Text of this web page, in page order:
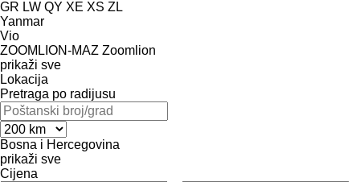
GR LW QY XE XS ZL
Yanmar
Vio
ZOOMLION-MAZ Zoomlion
prikaži sve
Lokacija
Pretraga po radijusu
Bosna i Hercegovina
prikaži sve
Cijena